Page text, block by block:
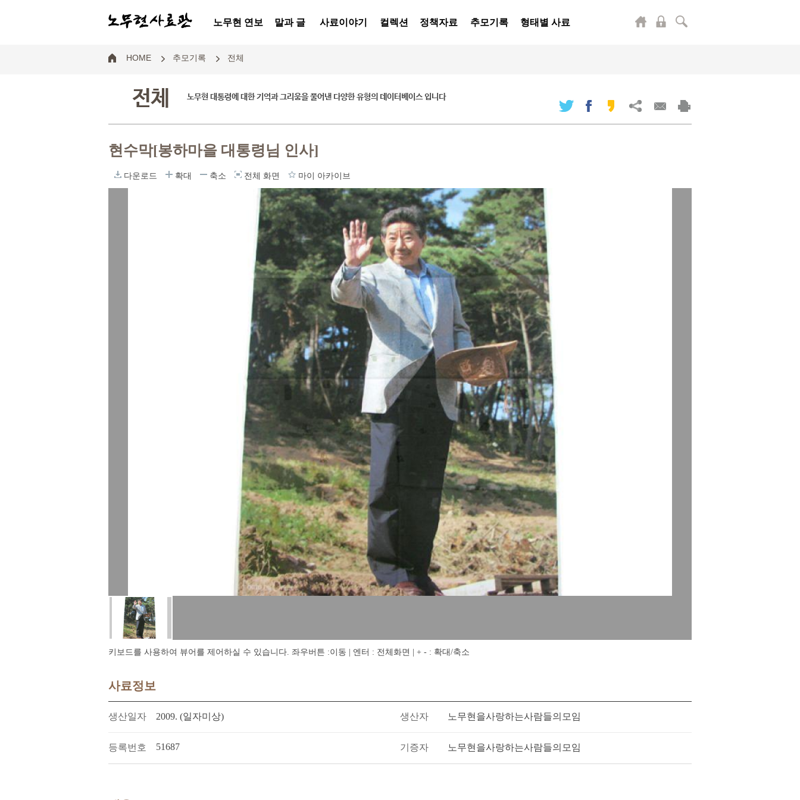
노무현 연보 말과 글 사료이야기 컬렉션 정책자료 추모기록 형태별 사료
HOME 추모기록 전체
전체 노무현 대통령에 대한 기억과 그리움을 풀어낸 다양한 유형의 데이터베이스 입니다
현수막[봉하마을 대통령님 인사]
다운로드 확대 축소 전체 화면 마이 아카이브
키보드를 사용하여 뷰어를 제어하실 수 있습니다. 좌우버튼 :이동 | 엔터 : 전체화면 | + - : 확대/축소
사료정보
생산일자 2009. (일자미상) 생산자 노무현을사랑하는사람들의모임
등록번호 51687 기증자 노무현을사랑하는사람들의모임